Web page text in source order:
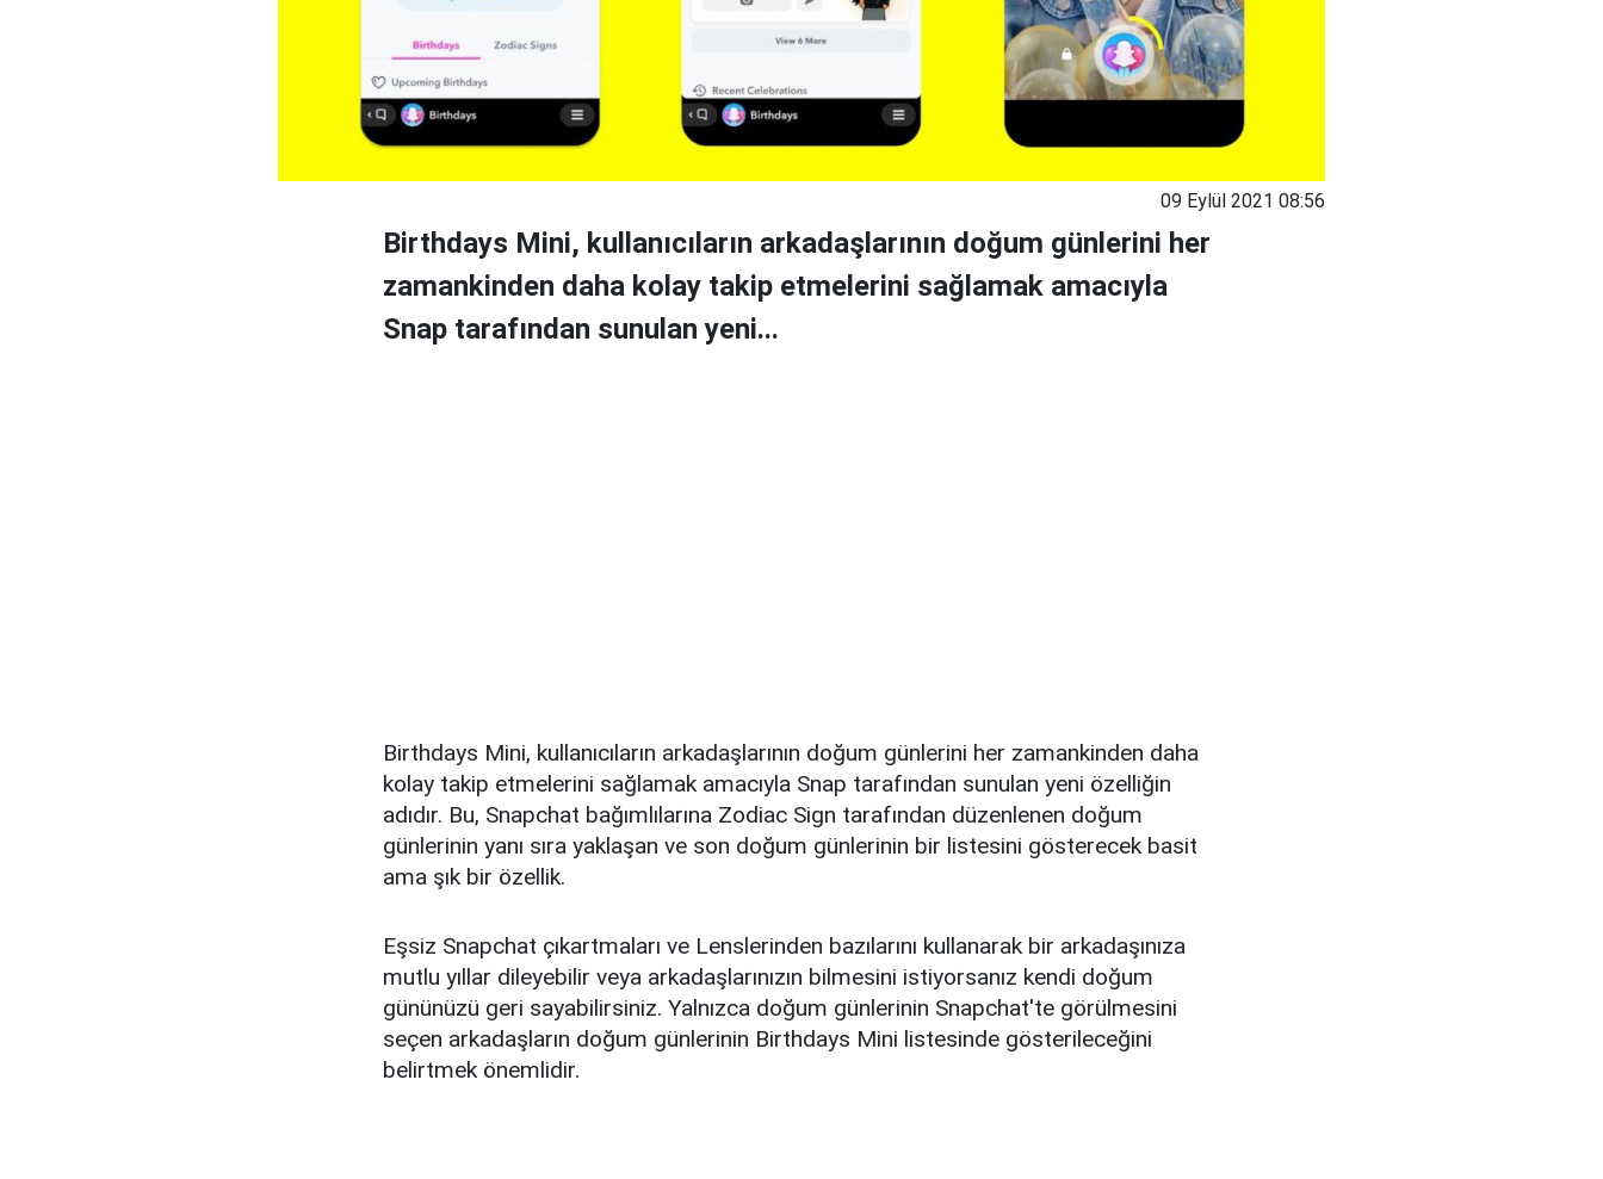
09 Eylül 2021 08:56
Birthdays Mini, kullanıcıların arkadaşlarının doğum günlerini her
zamankinden daha kolay takip etmelerini sağlamak amacıyla
Snap tarafından sunulan yeni...
Birthdays Mini, kullanıcıların arkadaşlarının doğum günlerini her zamankinden daha
kolay takip etmelerini sağlamak amacıyla Snap tarafından sunulan yeni özelliğin
adıdır. Bu, Snapchat bağımlılarına Zodiac Sign tarafından düzenlenen doğum
günlerinin yanı sıra yaklaşan ve son doğum günlerinin bir listesini gösterecek basit
ama şık bir özellik.
Eşsiz Snapchat çıkartmaları ve Lenslerinden bazılarını kullanarak bir arkadaşınıza
mutlu yıllar dileyebilir veya arkadaşlarınızın bilmesini istiyorsanız kendi doğum
gününüzü geri sayabilirsiniz. Yalnızca doğum günlerinin Snapchat'te görülmesini
seçen arkadaşların doğum günlerinin Birthdays Mini listesinde gösterileceğini
belirtmek önemlidir.